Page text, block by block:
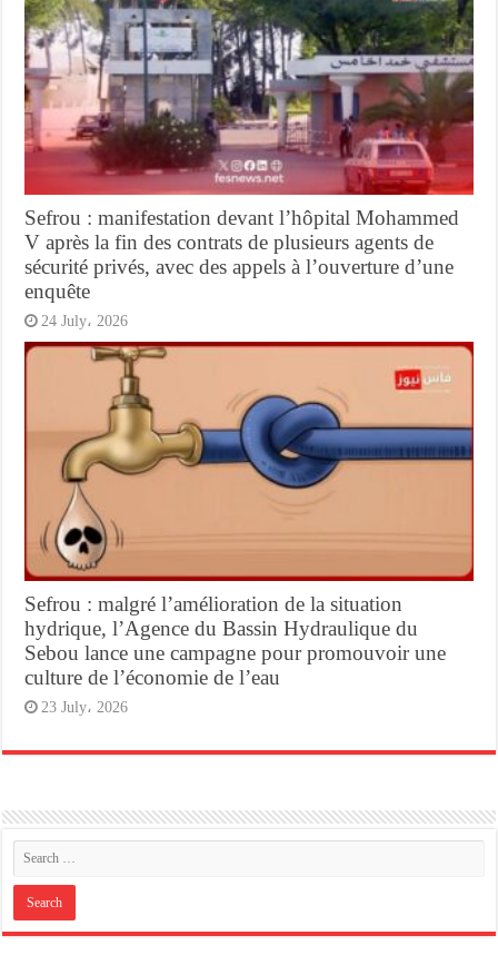
Sefrou : manifestation devant l’hôpital Mohammed
V après la fin des contrats de plusieurs agents de
sécurité privés, avec des appels à l’ouverture d’une
enquête
24 July، 2026
Sefrou : malgré l’amélioration de la situation
hydrique, l’Agence du Bassin Hydraulique du
Sebou lance une campagne pour promouvoir une
culture de l’économie de l’eau
23 July، 2026